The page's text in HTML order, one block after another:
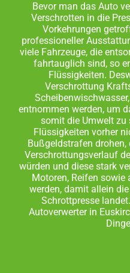
Bevor man das Auto
Verschrotten in die
Vorkehrungen
professioneller
viele Fahrzeuge, die
fahrtauglich sind, so
Flüssigkeiten.
Verschrottung
entnommen werden, um
somit die Umwelt zu
Flüssigkeiten vorher
Bußgeldstrafen
Verschrottungsverlauf
würden und diese stark
Motoren, Reifen sowie
werden, damit allein
Schrottpresse
Autoverwerter in